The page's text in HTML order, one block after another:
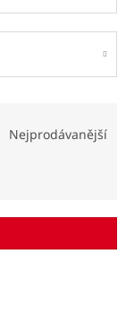
Nejprodávanější